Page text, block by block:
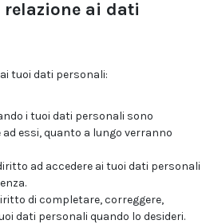
ai dati
tuoi dati personali:
i tuoi dati personali sono
essi, quanto a lungo verranno
ad accedere ai tuoi dati personali
di completare, correggere,
dati personali quando lo desideri.